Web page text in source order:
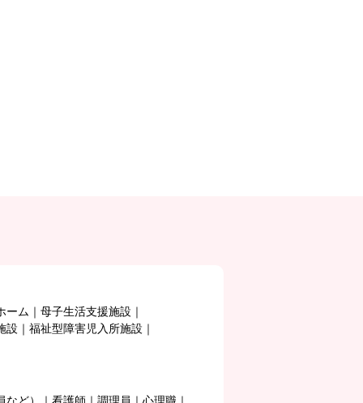
ーム
母子生活支援施設
設
福祉型障害児入所施設
ど）
看護師 調理員 心理職